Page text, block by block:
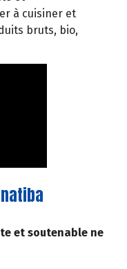
à cuisiner et
bruts, bio,
et soutenable ne